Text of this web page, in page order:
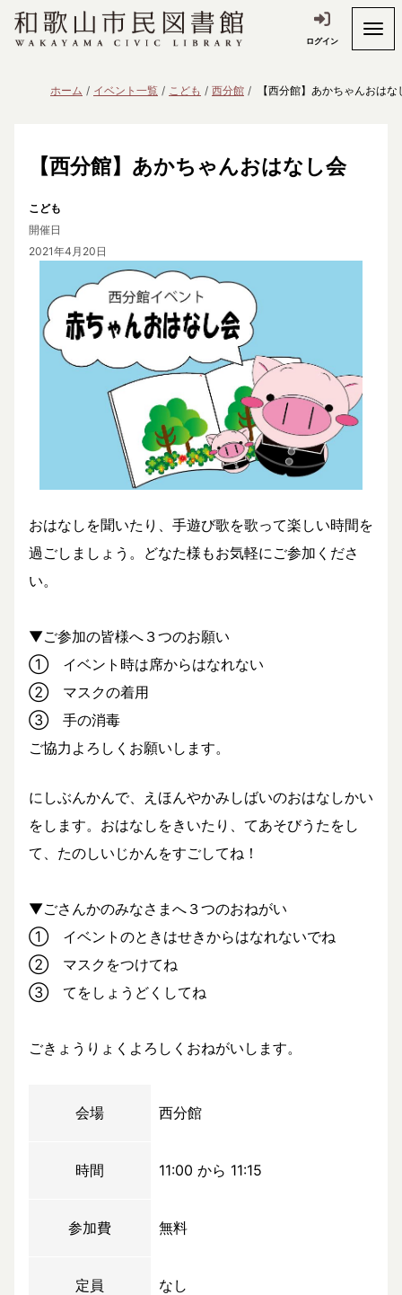
ログイン
ホーム イベント一覧 こども 西分館 【西分館】あかちゃんおはな
【西分館】あかちゃんおはなし会
こども
開催日
2021年4月20日
おはなしを聞いたり、手遊び歌を歌って楽しい時間を
過ごしましょう。どなた様もお気軽にご参加くださ
い。
▼ご参加の皆様へ３つのお願い
① イベント時は席からはなれない
② マスクの着用
③ 手の消毒
ご協力よろしくお願いします。
にしぶんかんで、えほんやかみしばいのおはなしかい
をします。おはなしをきいたり、てあそびうたをし
て、たのしいじかんをすごしてね！
▼ごさんかのみなさまへ３つのおねがい
① イベントのときはせきからはなれないでね
② マスクをつけてね
③ てをしょうどくしてね
ごきょうりょくよろしくおねがいします。
会場 西分館
時間 11:00 から 11:15
参加費 無料
定員 なし